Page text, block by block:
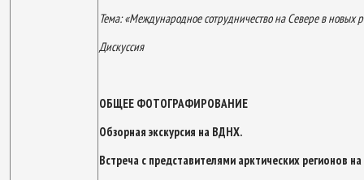
Тема:«Международное сотрудничество на Севере в новых
Дискуссия
ОБЩЕЕ ФОТОГРАФИРОВАНИЕ
Обзорная экскурсия на ВДНХ.
Встреча с представителями арктических регионов